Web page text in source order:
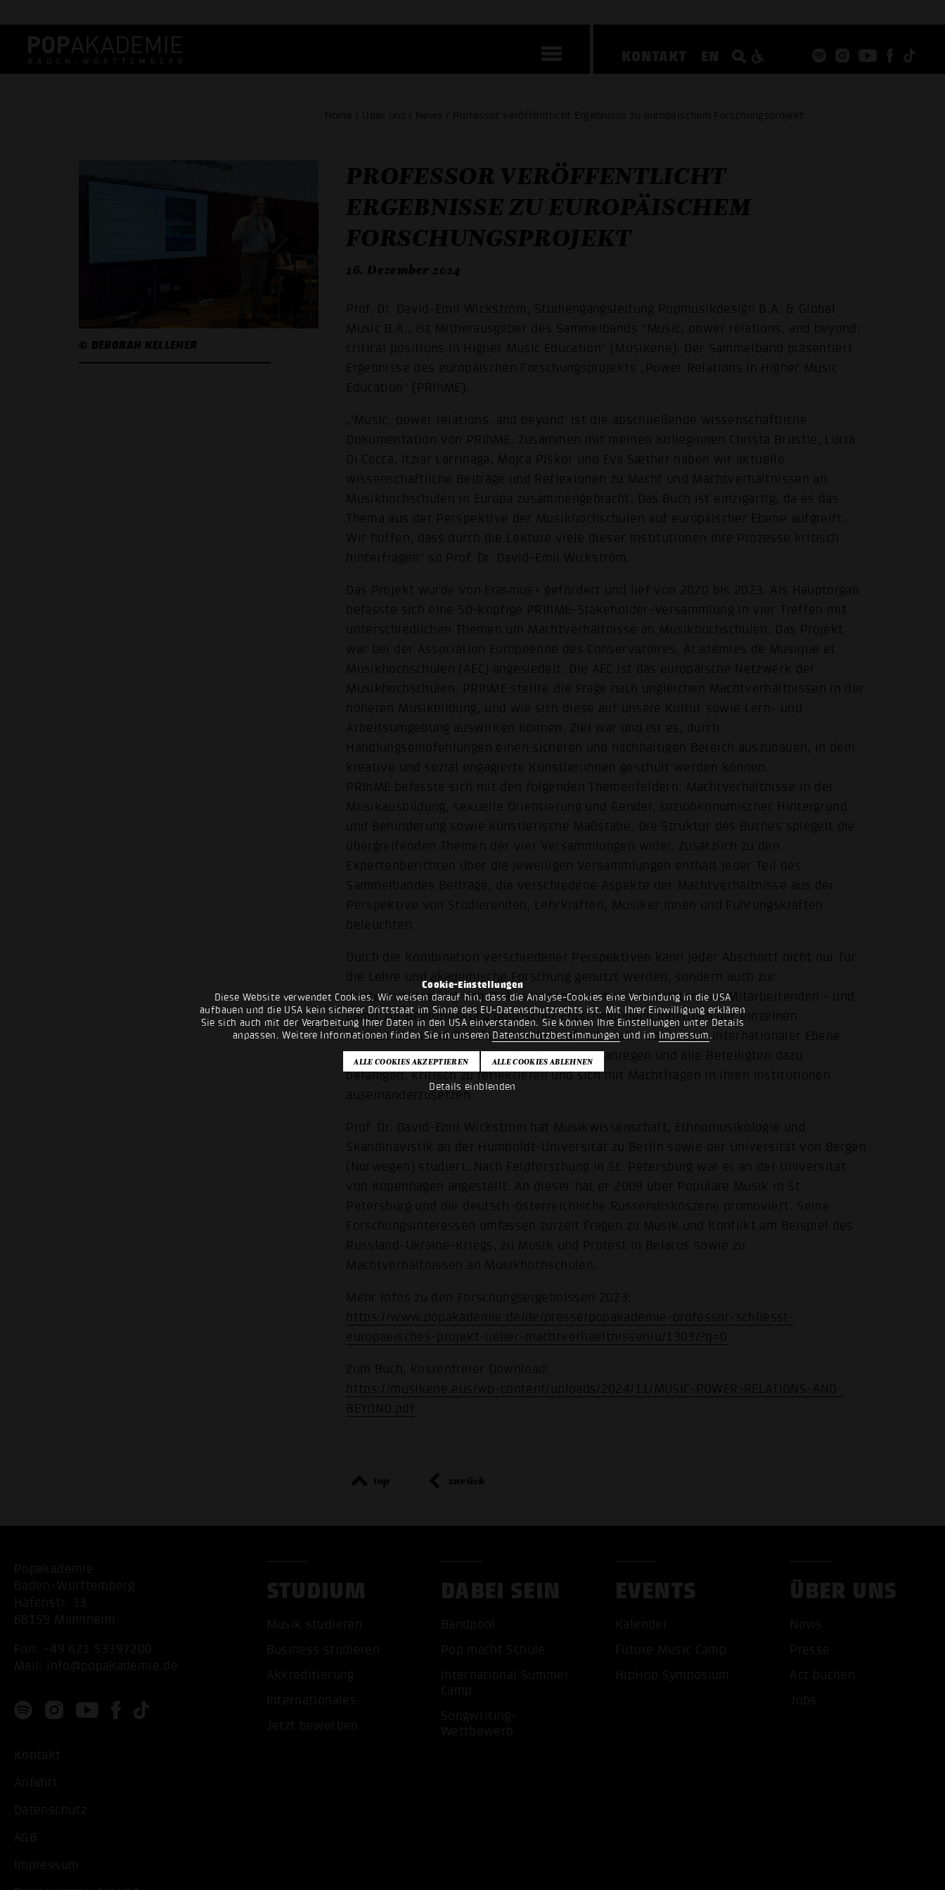
Cookie-Einstellungen
Diese Website verwendet Cookies. Wir weisen darauf hin, dass die Analyse-Cookies eine Verbindung in die USA
aufbauen und die USA kein sicherer Drittstaat im Sinne des EU-Datenschutzrechts ist. Mit Ihrer Einwilligung erklären
Sie sich auch mit der Verarbeitung Ihrer Daten in den USA einverstanden. Sie können Ihre Einstellungen unter Details
anpassen. Weitere Informationen finden Sie in unserenDatenschutzbestimmungenund im Impressum.
Details einblenden
KONTAKT EN
Home / Über uns / News / Professor veröffentlicht Ergebnisse zu europäischem Forschungsprojekt
© DEBORAH KELLEHER
PROFESSOR VERÖFFENTLICHT
ERGEBNISSE ZU EUROPÄISCHEM
FORSCHUNGSPROJEKT
16. Dezember 2024
Prof. Dr. David-Emil Wickström, Studiengangsleitung Popmusikdesign B.A. & Global
Music B.A., ist Mitherausgeber des Sammelbands "Music, power relations, and beyond:
critical positions in Higher Music Education" (Musikene). Der Sammelband präsentiert
Ergebnisse des europäischen Forschungsprojekts „Power Relations In Higher Music
Education“ (PRIhME).
„’Music, power relations, and beyond‘ ist die abschließende wissenschaftliche
Dokumentation von PRIhME. Zusammen mit meinen Kolleginnen Christa Brüstle, Lucia
Di Cecca, Itziar Larrinaga, Mojca Piškor und Eva Sæther haben wir aktuelle
wissenschaftliche Beiträge und Reflexionen zu Macht und Machtverhältnissen an
Musikhochschulen in Europa zusammengebracht. Das Buch ist einzigartig, da es das
Thema aus der Perspektive der Musikhochschulen auf europäischer Ebene aufgreift.
Wir hoffen, dass durch die Lektüre viele dieser Institutionen ihre Prozesse kritisch
hinterfragen“ so Prof. Dr. David-Emil Wickström.
Das Projekt wurde von Erasmus+ gefördert und lief von 2020 bis 2023. Als Hauptorgan
befasste sich eine 50-köpfige PRIhME-Stakeholder-Versammlung in vier Treffen mit
unterschiedlichen Themen um Machtverhältnisse an Musikhochschulen. Das Projekt
war bei der Association Européenne des Conservatoires, Académies de Musique et
Musikhochschulen (AEC) angesiedelt. Die AEC ist das europäische Netzwerk der
Musikhochschulen. PRIhME stellte die Frage nach ungleichen Machtverhältnissen in der
höheren Musikbildung, und wie sich diese auf unsere Kultur sowie Lern- und
Arbeitsumgebung auswirken können. Ziel war und ist es, durch
Handlungsempfehlungen einen sicheren und nachhaltigen Bereich auszubauen, in dem
kreative und sozial engagierte Künstler:innen geschult werden können.
PRIhME befasste sich mit den folgenden Themenfeldern: Machtverhältnisse in der
Musikausbildung, sexuelle Orientierung und Gender, sozioökonomischer Hintergrund
und Behinderung sowie künstlerische Maßstäbe. Die Struktur des Buches spiegelt die
übergreifenden Themen der vier Versammlungen wider. Zusätzlich zu den
Expertenberichten über die jeweiligen Versammlungen enthält jeder Teil des
Sammelbandes Beiträge, die verschiedene Aspekte der Machtverhältnisse aus der
Perspektive von Studierenden, Lehrkräften, Musiker:innen und Führungskräften
beleuchten.
Durch die Kombination verschiedener Perspektiven kann jeder Abschnitt nicht nur für
die Lehre und akademische Forschung genutzt werden, sondern auch zur
Kontextualisierung von Diskussionen zwischen Lehrkräften und Mitarbeitenden - und
damit zur Beeinflussung politischer Entscheidungen innerhalb der einzelnen
Institutionen und Berufsverbänden auf nationaler oder sogar internationaler Ebene
dienen. Der Sammelband soll Diskussionen anregen und alle Beteiligten dazu
befähigen, kritisch zu reflektieren und sich mit Machtfragen in ihren Institutionen
auseinanderzusetzen.
Prof. Dr. David-Emil Wickström hat Musikwissenschaft, Ethnomusikologie und
Skandinavistik an der Humboldt-Universität zu Berlin sowie der Universität von Bergen
(Norwegen) studiert. Nach Feldforschung in St. Petersburg war er an der Universität
von Kopenhagen angestellt. An dieser hat er 2009 über Populäre Musik in St.
Petersburg und die deutsch-österreichische Russendiskoszene promoviert. Seine
Forschungsinteressen umfassen zurzeit Fragen zu Musik und Konflikt am Beispiel des
Russland-Ukraine-Kriegs, zu Musik und Protest in Belarus sowie zu
Machtverhältnissen an Musikhochschulen.
Mehr Infos zu den Forschungsergebnissen 2023:
https://www.popakademie.de/de/presse/popakademie-professor-schliesst-
europaeisches-projekt-ueber-machtverhaeltnissen/u/1303/?q=0
Zum Buch, kostenfreier Download:
https://musikene.eus/wp-content/uploads/2024/11/MUSIC-POWER-RELATIONS-AND-
BEYOND.pdf
top zurück
Popakademie
Baden-Württemberg
Hafenstr. 33
68159 Mannheim
Fon: +49 621 53397200
Mail: info@popakademie.de
Kontakt
Anfahrt
Datenschutz
AGB
Impressum
STUDIUM
Musik studieren
Business studieren
Akkreditierung
Internationales
Jetzt bewerben
DABEI SEIN
Bandpool
Pop macht Schule
International Summer
Camp
Songwriting-
Wettbewerb
EVENTS
Kalender
Future Music Camp
HipHop Symposium
ÜBER UNS
News
Presse
Act buchen
Jobs